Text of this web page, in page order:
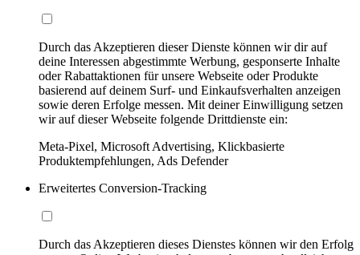
Durch das Akzeptieren dieser Dienste können wir dir auf
deine Interessen abgestimmte Werbung, gesponserte Inhalte
oder Rabattaktionen für unsere Webseite oder Produkte
basierend auf deinem Surf- und Einkaufsverhalten anzeigen
sowie deren Erfolge messen. Mit deiner Einwilligung setzen
wir auf dieser Webseite folgende Drittdienste ein:
Meta-Pixel, Microsoft Advertising, Klickbasierte
Produktempfehlungen, Ads Defender
Erweitertes Conversion-Tracking
Durch das Akzeptieren dieses Dienstes können wir den Erfolg